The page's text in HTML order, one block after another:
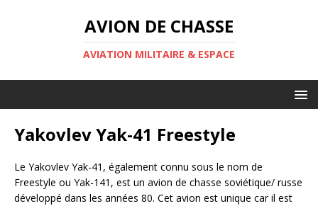
AVION DE CHASSE
AVIATION MILITAIRE & ESPACE
Yakovlev Yak-41 Freestyle
Le Yakovlev Yak-41, également connu sous le nom de
Freestyle ou Yak-141, est un avion de chasse soviétique/ russe
développé dans les années 80. Cet avion est unique car il est